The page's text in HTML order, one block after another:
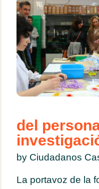
del
by Ciudadanos
La portavoz de la